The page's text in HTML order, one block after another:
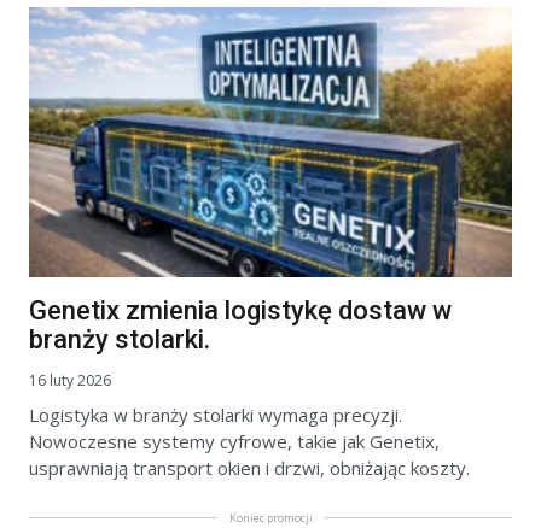
Genetix zmienia logistykę dostaw w
branży stolarki.
16 luty 2026
Logistyka w branży stolarki wymaga precyzji.
Nowoczesne systemy cyfrowe, takie jak Genetix,
usprawniają transport okien i drzwi, obniżając koszty.
Koniec promocji